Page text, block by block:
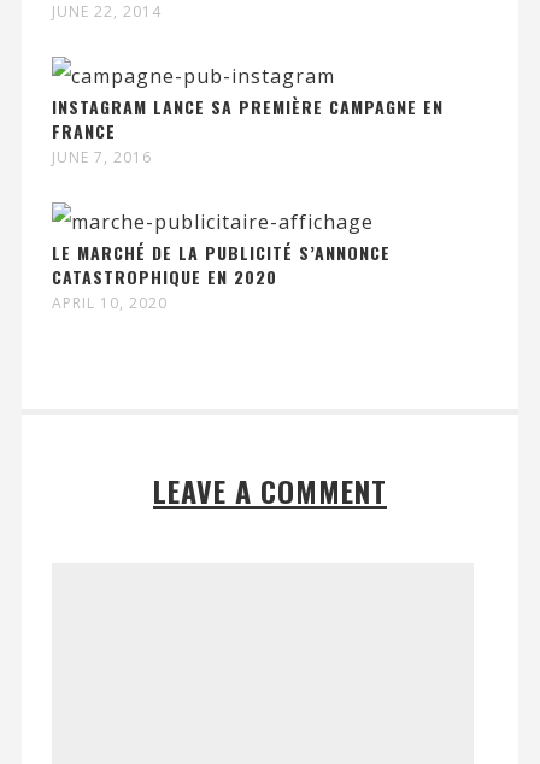
JUNE 22, 2014
INSTAGRAM LANCE SA PREMIÈRE CAMPAGNE EN
FRANCE
JUNE 7, 2016
LE MARCHÉ DE LA PUBLICITÉ S’ANNONCE
CATASTROPHIQUE EN 2020
APRIL 10, 2020
LEAVE A COMMENT